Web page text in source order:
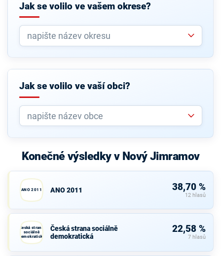
Jak se volilo ve vašem okrese?
Jak se volilo ve vaší obci?
Konečné výsledky v Nový Jimramov
ANO 2011 ANO 2011 38,70 %
12 hlasů
Česká strana
sociálně
demokratická
Česká strana sociálně
demokratická
22,58 %
7 hlasů